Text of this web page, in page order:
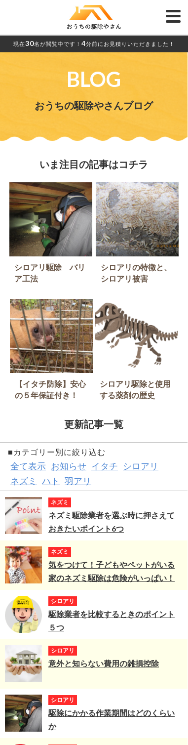
現在30名が閲覧中です！ 4分前にお見積りいただきました！
BLOG
おうちの駆除やさんブログ
いま注目の記事はコチラ
シロアリ駆除 バリ
ア工法
シロアリの特徴と、
シロアリ被害
【イタチ防除】安心
の５年保証付き！
シロアリ駆除と使用
する薬剤の歴史
更新記事一覧
■カテゴリー別に絞り込む
全て表示 お知らせ イタチ シロアリ
ネズミ
ハト 羽アリ
ネズミ
ネズミ駆除業者を選ぶ時に押さえて
おきたいポイント6つ
ネズミ
気をつけて！子どもやペットがいる
家のネズミ駆除は危険がいっぱい！
シロアリ
駆除業者を比較するときのポイント
５つ
シロアリ
意外と知らない費用の雑損控除
シロアリ
駆除にかかる作業期間はどのくらい
か